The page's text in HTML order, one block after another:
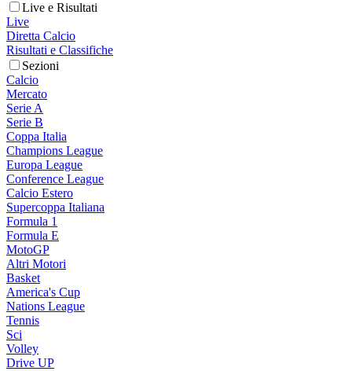
Live e Risultati
Live
Diretta Calcio
Risultati e Classifiche
Sezioni
Calcio
Mercato
Serie A
Serie B
Coppa Italia
Champions League
Europa League
Conference League
Calcio Estero
Supercoppa Italiana
Formula 1
Formula E
MotoGP
Altri Motori
Basket
America's Cup
Nations League
Tennis
Sci
Volley
Drive UP